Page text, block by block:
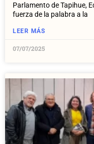
Parlamento de Tapihue,
fuerza de la palabra a la
LEER MÁS
07/07/2025